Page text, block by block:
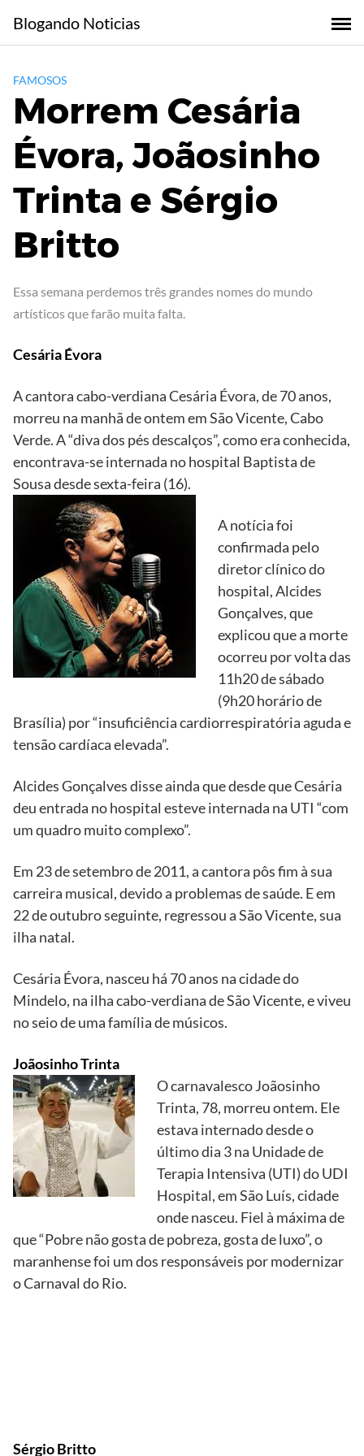
content
Blogando Noticias
FAMOSOS
Morrem Cesária
Évora, Joãosinho
Trinta e Sérgio
Britto
Essa semana perdemos três grandes nomes do mundo
artísticos que farão muita falta.
Cesária Évora
A cantora cabo-verdiana Cesária Évora, de 70 anos,
morreu na manhã de ontem em São Vicente, Cabo
Verde. A “diva dos pés descalços”, como era conhecida,
encontrava-se internada no hospital Baptista de
Sousa desde sexta-feira (16).
A notícia foi
confirmada pelo
diretor clínico do
hospital, Alcides
Gonçalves, que
explicou que a morte
ocorreu por volta das
11h20 de sábado
(9h20 horário de
Brasília) por “insuficiência cardiorrespiratória aguda e
tensão cardíaca elevada”.
Alcides Gonçalves disse ainda que desde que Cesária
deu entrada no hospital esteve internada na UTI “com
um quadro muito complexo”.
Em 23 de setembro de 2011, a cantora pôs fim à sua
carreira musical, devido a problemas de saúde. E em
22 de outubro seguinte, regressou a São Vicente, sua
ilha natal.
Cesária Évora, nasceu há 70 anos na cidade do
Mindelo, na ilha cabo-verdiana de São Vicente, e viveu
no seio de uma família de músicos.
Joãosinho Trinta
O carnavalesco Joãosinho
Trinta, 78, morreu ontem. Ele
estava internado desde o
último dia 3 na Unidade de
Terapia Intensiva (UTI) do UDI
Hospital, em São Luís, cidade
onde nasceu. Fiel à máxima de
que “Pobre não gosta de pobreza, gosta de luxo”, o
maranhense foi um dos responsáveis por modernizar
o Carnaval do Rio.
Sérgio Britto